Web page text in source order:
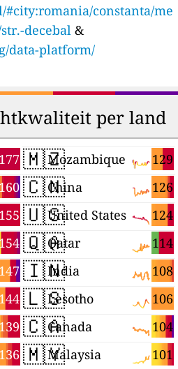
constanta/me
decebal &
data-platform/
per land
177
160
155
154
147
144
139
136
🇲🇿 129
Mozambique
🇨🇳 126
China
🇺🇸 124
United States
🇶🇦 114
Qatar
🇮🇳 108
India
🇱🇸 106
Lesotho
🇨🇦 104
Canada
🇲🇾 101
Malaysia